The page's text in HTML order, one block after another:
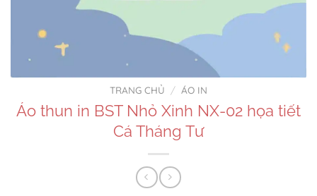
TRANG CHỦ / ÁO IN
Áo thun in BST Nhỏ Xinh NX-02 họa tiết
Cá Tháng Tư